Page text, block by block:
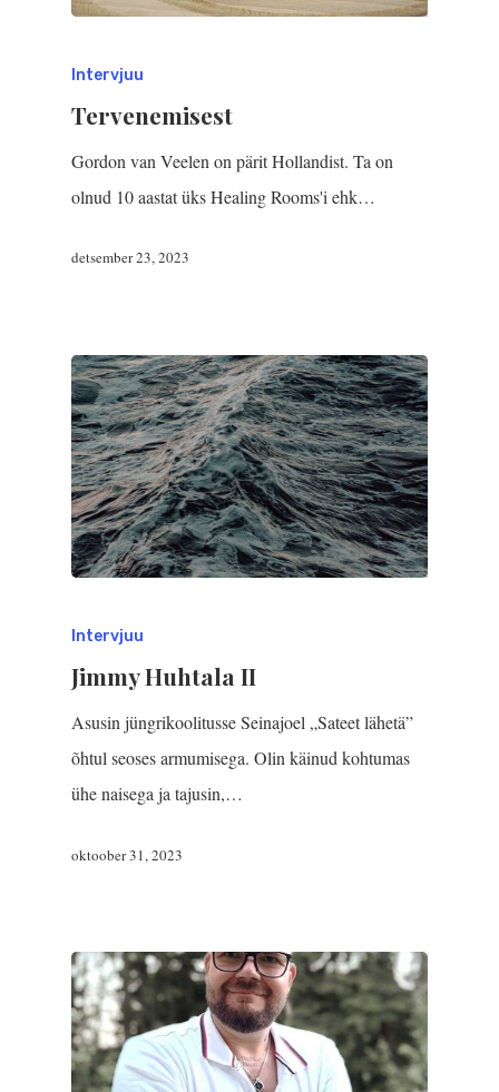
Intervjuu
Tervenemisest
Gordon van Veelen on pärit Hollandist. Ta on
olnud 10 aastat üks Healing Rooms'i ehk…
detsember 23, 2023
Intervjuu
Jimmy Huhtala II
Asusin jüngrikoolitusse Seinajoel „Sateet lähetä”
õhtul seoses armumisega. Olin käinud kohtumas
ühe naisega ja tajusin,…
oktoober 31, 2023